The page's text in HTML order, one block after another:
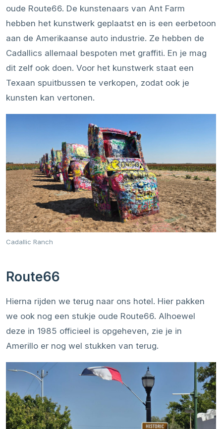
oude Route66. De kunstenaars van Ant Farm
hebben het kunstwerk geplaatst en is een eerbetoon
aan de Amerikaanse auto industrie. Ze hebben de
Cadallics allemaal bespoten met graffiti. En je mag
dit zelf ook doen. Voor het kunstwerk staat een
Texaan spuitbussen te verkopen, zodat ook je
kunsten kan vertonen.
Cadallic Ranch
Route66
Hierna rijden we terug naar ons hotel. Hier pakken
we ook nog een stukje oude Route66. Alhoewel
deze in 1985 officieel is opgeheven, zie je in
Amerillo er nog wel stukken van terug.